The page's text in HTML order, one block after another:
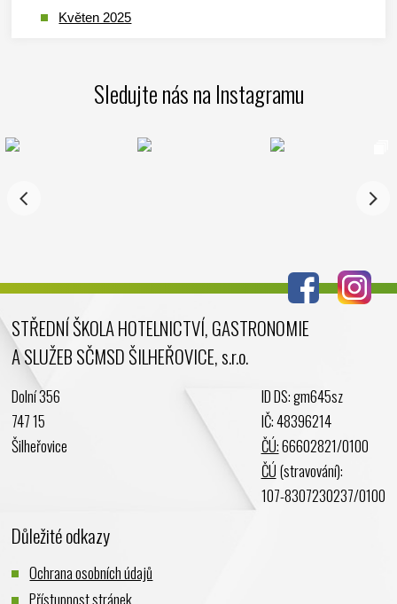
Květen 2025
Leden 2025
Listopad 2024
Duben 2024
Březen 2024
Leden 2024
Listopad 2023
Srpen 2023
Červen 2023
Sledujte nás na Instagramu
STŘEDNÍ ŠKOLA HOTELNICTVÍ, GASTRONOMIE
A SLUŽEB SČMSD ŠILHEŘOVICE, s.r.o.
Dolní 356
747 15
Šilheřovice
ID DS: gm645sz
IČ: 48396214
ČÚ:66602821/0100
ČÚ (stravování):
107-8307230237/0100
Důležité odkazy
Ochrana osobních údajů
Přístupnost stránek